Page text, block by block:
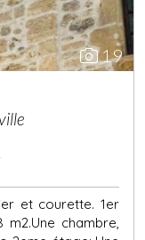
19
et courette. 1er
chambre,